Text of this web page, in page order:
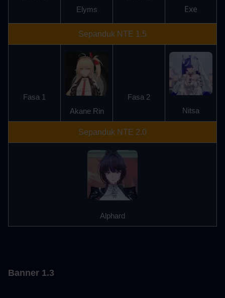
Elyms
Exe
Sepanduk NTE 1.5
Fasa 1
Akane Rin
Fasa 2
Nitsa
Sepanduk NTE 2.0
Alphard
Banner 1.3